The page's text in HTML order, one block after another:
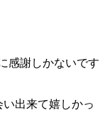
感謝しかないです
出来て嬉しかっ